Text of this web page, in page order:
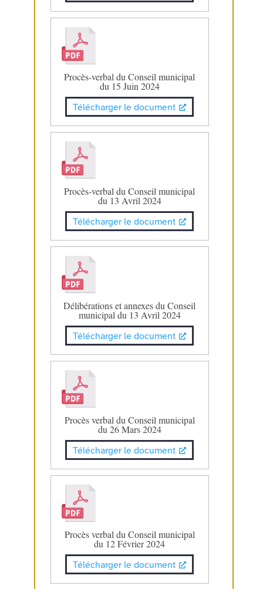
Procès-verbal du Conseil municipal
du 15 Juin 2024
Télécharger le document
Procès-verbal du Conseil municipal
du 13 Avril 2024
Télécharger le document
Délibérations et annexes du Conseil
municipal du 13 Avril 2024
Télécharger le document
Procès verbal du Conseil municipal
du 26 Mars 2024
Télécharger le document
Procès verbal du Conseil municipal
du 12 Février 2024
Télécharger le document